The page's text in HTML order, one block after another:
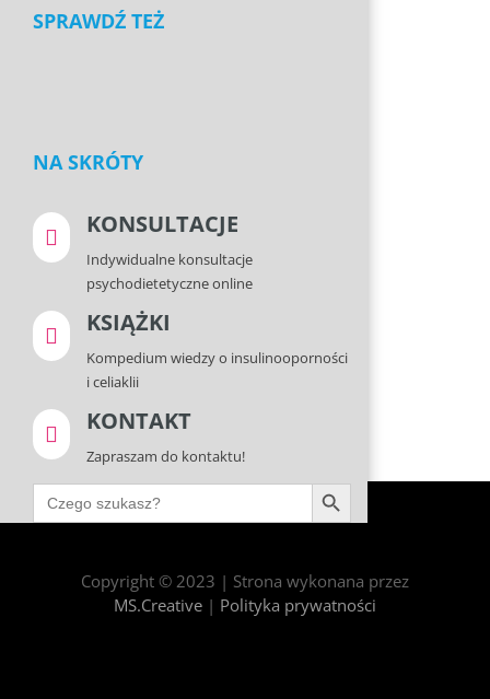
SPRAWDŹ TEŻ
NA SKRÓTY
 KONSULTACJE
Indywidualne konsultacje
psychodietetyczne online
 KSIĄŻKI
Kompedium wiedzy o insulinooporności
i celiaklii
 KONTAKT
Zapraszam do kontaktu!
Search
for:
Search Button
Copyright © 2023 | Strona wykonana przez
MS.Creative| Polityka prywatności